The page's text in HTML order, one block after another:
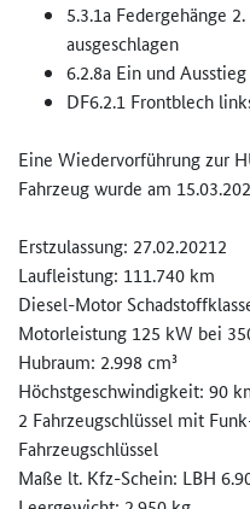
5.3.1a Federgehänge
ausgeschlagen
6.2.8a Ein und
DF6.2.1 Frontblech
Eine Wiedervorführung zur
Fahrzeug wurde am
Erstzulassung: 27.02.20212
Laufleistung: 111.740 km
Diesel-Motor
Motorleistung 125 kW bei
Hubraum: 2.998 cm³
Höchstgeschwindigkeit: 90
2 Fahrzeugschlüssel mit
Fahrzeugschlüssel
Maße lt. Kfz-Schein: LBH